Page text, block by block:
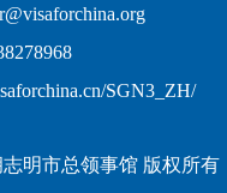
SGN3_ZH/
明市总领事馆 版权所有